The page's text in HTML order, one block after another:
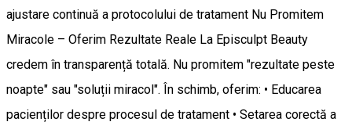
ajustare continuă a protocolului de tratament Nu Promitem
Miracole – Oferim Rezultate Reale La Episculpt Beauty
credem în transparență totală. Nu promitem "rezultate peste
noapte" sau "soluții miracol". În schimb, oferim: • Educarea
pacienților despre procesul de tratament • Setarea corectă a